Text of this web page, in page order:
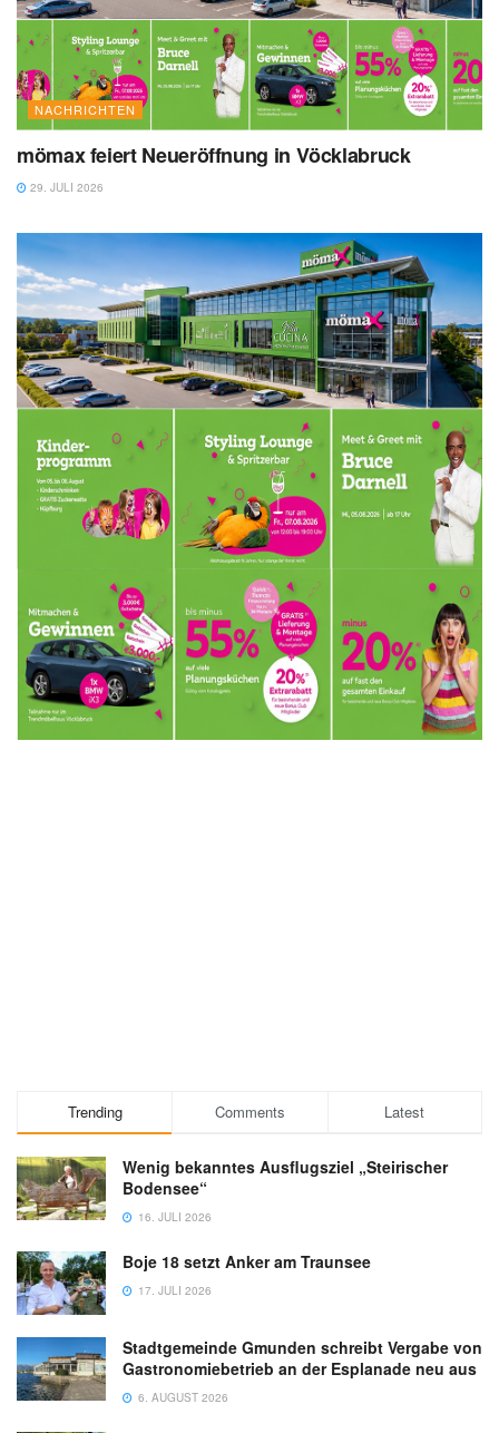
NACHRICHTEN
mömax feiert Neueröffnung in Vöcklabruck
29. JULI 2026
Trending Comments Latest
Wenig bekanntes Ausflugsziel „Steirischer
Bodensee“
16. JULI 2026
Boje 18 setzt Anker am Traunsee
17. JULI 2026
Stadtgemeinde Gmunden schreibt Vergabe von
Gastronomiebetrieb an der Esplanade neu aus
6. AUGUST 2026